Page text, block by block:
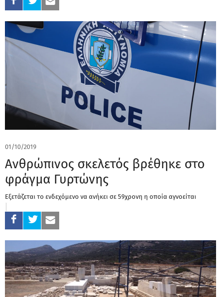
01/10/2019
Ανθρώπινος σκελετός βρέθηκε στο
φράγμα Γυρτώνης
Εξετάζεται το ενδεχόμενο να ανήκει σε 59χρονη η οποία αγνοείται